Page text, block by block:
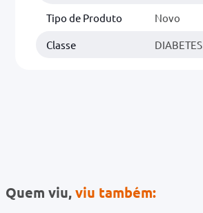
Tipo de Produto Novo
Classe DIABETES
Quem viu,viu também: